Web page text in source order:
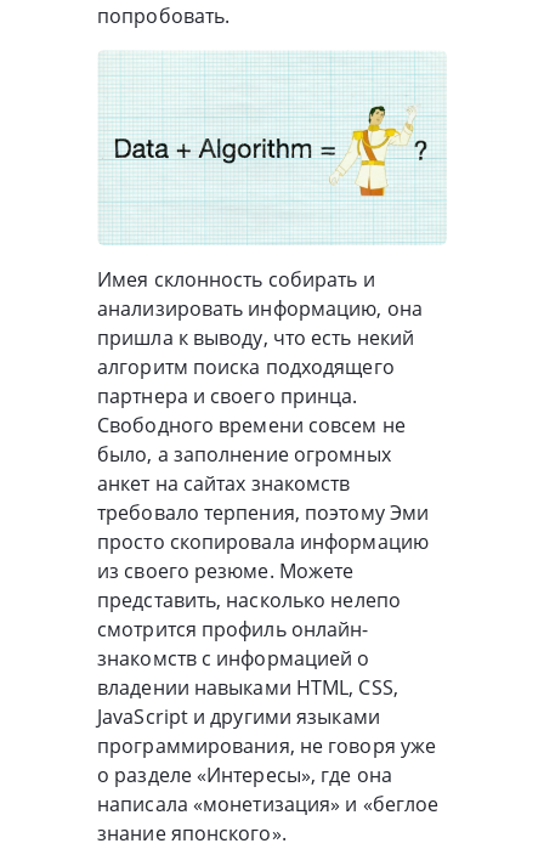
попробовать.
Имея склонность собирать и
анализировать информацию, она
пришла к выводу, что есть некий
алгоритм поиска подходящего
партнера и своего принца.
Свободного времени совсем не
было, а заполнение огромных
анкет на сайтах знакомств
требовало терпения, поэтому Эми
просто скопировала информацию
из своего резюме. Можете
представить, насколько нелепо
смотрится профиль онлайн-
знакомств с информацией о
владении навыками HTML, CSS,
JavaScript и другими языками
программирования, не говоря уже
о разделе «Интересы», где она
написала «монетизация» и «беглое
знание японского».